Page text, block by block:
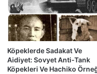
Köpeklerde Sadakat Ve
Aidiyet: Sovyet Anti-Tank
Köpekleri Ve Hachiko